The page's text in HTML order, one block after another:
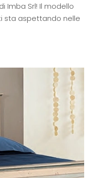
Imba Srl! Il modello
sta aspettando nelle